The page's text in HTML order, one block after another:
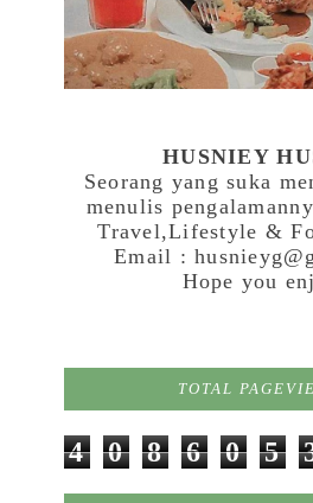
HUSNIEY
Seorang yang suka
menulis
Travel,Lifestyle &
Email :
Hope you
TOTAL
4 0 8 6 0 5